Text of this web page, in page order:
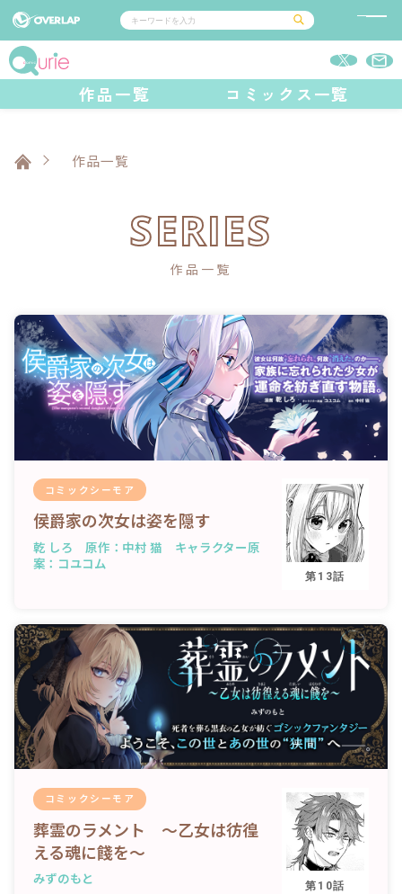
コミック
コミックガルド
コミッククリエ
LiQulle
ライトノベル
文庫
ノベルス
ノベルスf
ゲーム
企業
お問い合わせはこちら
オーバーラップノベルス
オーバーラップノベルスf
ロサージュノベルス
コミックガルド
リキューレ
コミックパルフェ
作品一覧 コミックス一覧
作品一覧
SERIES
作品一覧
コミックシーモア
侯爵家の次女は姿を隠す
乾 しろ 原作：中村 猫 キャラクター原
案：コユコム
第13話
コミックシーモア
葬霊のラメント ～乙女は彷徨
える魂に餞を～
みずのもと 第10話